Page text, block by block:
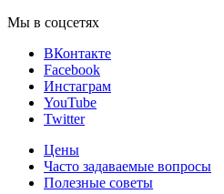
Мы в соцсетях
ВКонтакте
Facebook
Инстаграм
YouTube
Twitter
Цены
Часто задаваемые вопросы
Полезные советы